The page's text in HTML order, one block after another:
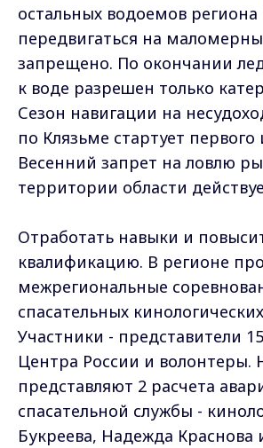
остальных водоемов региона
передвигаться на
запрещено. По окончании
к воде разрешен только
Сезон навигации на
по Клязьме стартует
Весенний запрет на ловлю
территории области
Отработать навыки и
квалификацию. В регионе
межрегиональные
спасательных
Участники - представители
Центра России и волонтеры.
представляют 2 расчета
спасательной службы -
Букреева, Надежда Краснова